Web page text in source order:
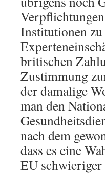
Institutionen zu
britischen
Zustimmung
der damalige
man den
nach dem
dass es eine
EU schwieriger